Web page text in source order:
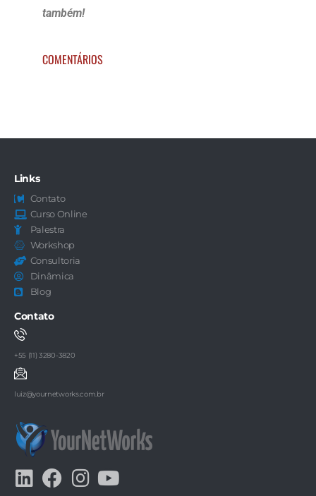
também!
COMENTÁRIOS
Contato
+55 (11) 3280-3820
luiz@yournetworks.com.br
Links
Contato
Curso Online
Palestra
Workshop
Consultoria
Dinâmica
Blog